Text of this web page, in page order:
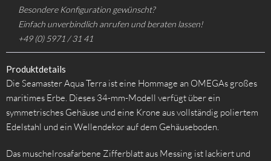
Besondere Konfiguration gewünscht?
Einfach unverbindlich anrufen und beraten lassen!
+49 (0) 5971 / 31 41
Produktdetails
Die Seamaster Aqua Terra ist eine Hommage an OMEGAs großes
maritimes Erbe. Dieses 34-mm-Modell verfügt über ein
symmetrisches Gehäuse und eine Krone aus vollständig poliertem
Edelstahl und ein Wellendekor auf dem Gehäuseboden.
Das muschelrosafarbene Zifferblatt aus Messing ist lackiert und